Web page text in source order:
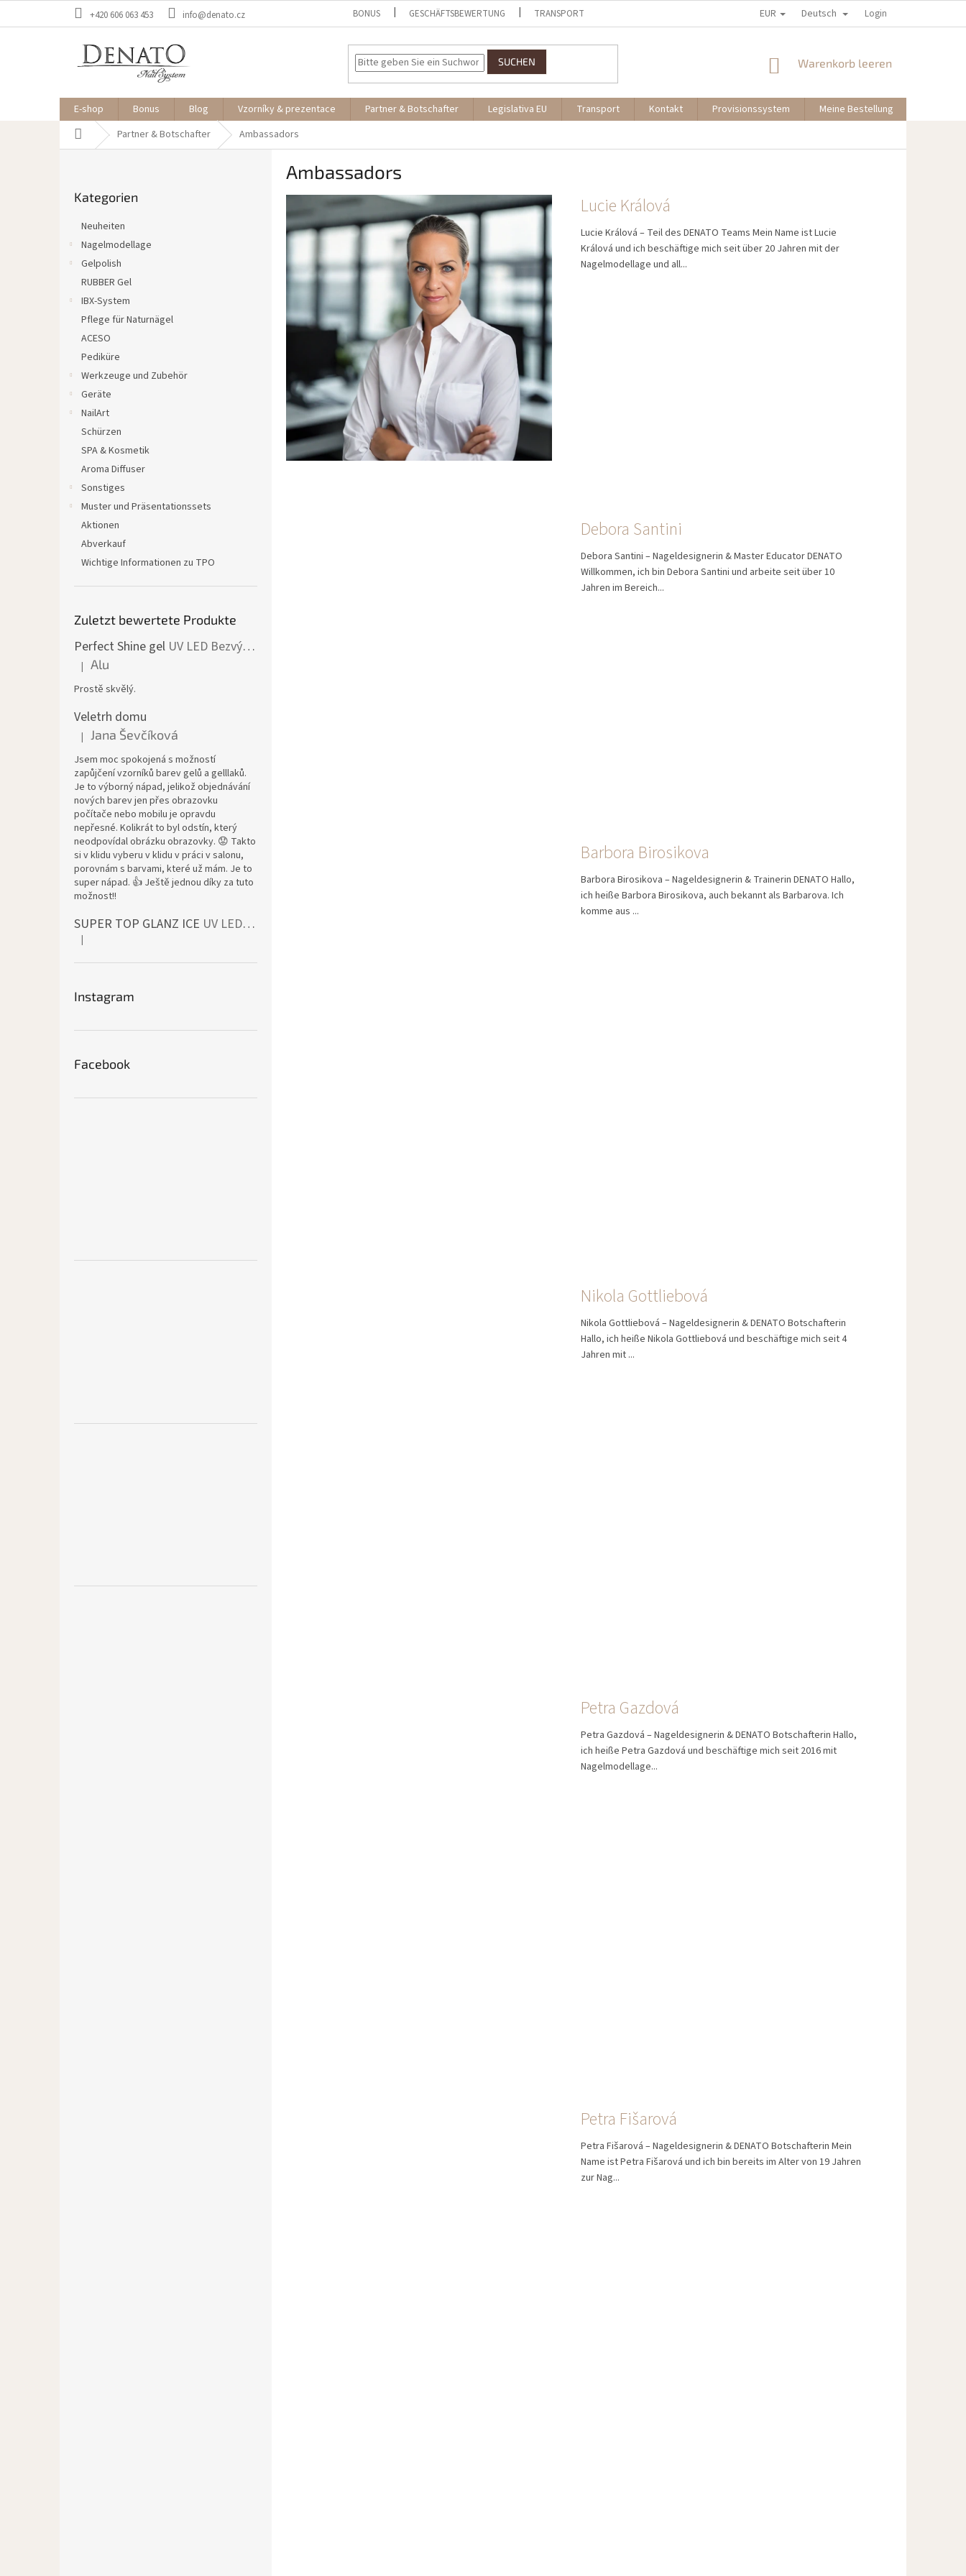
+420 606 063 453 info@denato.cz BONUS GESCHÄFTSBEWERTUNG TRANSPORT EUR Deutsch Login
SUCHEN WARENKORB
Warenkorb leeren
E-shop Bonus Blog Vzorníky & prezentace Partner & Botschafter Legislativa EU Transport Kontakt Provisionssystem
Meine Bestellung
StartseitePartner & Botschafter Ambassadors
überspringen
Kategorien
Neuheiten
Nagelmodellage
Gelpolish
RUBBER Gel
IBX-System
Pflege für Naturnägel
ACESO
Pediküre
Werkzeuge und Zubehör
Geräte
NailArt
Schürzen
SPA & Kosmetik
Aroma Diffuser
Sonstiges
Muster und Präsentationssets
Aktionen
Abverkauf
Wichtige Informationen zu TPO
Zuletzt bewertete Produkte
Perfect Shine gel UV LED Bezvýpotkový lesk
Die Produktbewertung beträgt 5 von 5 Sternen.
| Alu
Prostě skvělý.
Veletrh domu
Die Produktbewertung beträgt 5 von 5 Sternen.
| Jana Ševčíková
Jsem moc spokojená s možností
zapůjčení vzorníků barev gelů a gelllaků.
Je to výborný nápad, jelikož objednávání
nových barev jen přes obrazovku
počítače nebo mobilu je opravdu
nepřesné. Kolikrát to byl odstín, který
neodpovídal obrázku obrazovky. 😟 Takto
si v klidu vyberu v klidu v práci v salonu,
porovnám s barvami, které už mám. Je to
super nápad. 👍 Ještě jednou díky za tuto
možnost!!
SUPER TOP GLANZ ICE UV LED bezvýpotkový vrchní lesk
Die Produktbewertung beträgt 4 von 5 Sternen.
|
Instagram
Facebook
Ambassadors
L
i
s
e
d
r
A
k
e
l
Lucie Králová
Lucie Králová – Teil des DENATO Teams Mein Name ist Lucie
Králová und ich beschäftige mich seit über 20 Jahren mit der
Nagelmodellage und all...
Debora Santini
Debora Santini – Nageldesignerin & Master Educator DENATO
Willkommen, ich bin Debora Santini und arbeite seit über 10
Jahren im Bereich...
Barbora Birosikova
Barbora Birosikova – Nageldesignerin & Trainerin DENATO Hallo,
ich heiße Barbora Birosikova, auch bekannt als Barbarova. Ich
komme aus ...
Nikola Gottliebová
Nikola Gottliebová – Nageldesignerin & DENATO Botschafterin
Hallo, ich heiße Nikola Gottliebová und beschäftige mich seit 4
Jahren mit ...
Petra Gazdová
Petra Gazdová – Nageldesignerin & DENATO Botschafterin Hallo,
ich heiße Petra Gazdová und beschäftige mich seit 2016 mit
Nagelmodellage...
Petra Fišarová
Petra Fišarová – Nageldesignerin & DENATO Botschafterin Mein
Name ist Petra Fišarová und ich bin bereits im Alter von 19 Jahren
zur Nag...